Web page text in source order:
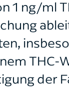
1 ng/ml
der